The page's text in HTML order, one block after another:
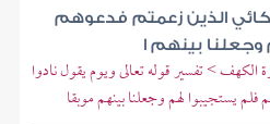
الذين زعمتم فدعوهم
بينهم ا
الكهف > تفسير قوله تعالى ويوم يقول نادوا
يستجيبوا لهم وجعلنا بينهم موبقا